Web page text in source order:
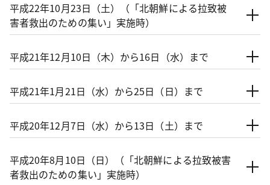
平成22年10月23日（土）（「北朝鮮による拉致被
害者救出のための集い」実施時）
平成21年12月10日（木）から16日（水）まで
平成21年1月21日（水）から25日（日）まで
平成20年12月7日（水）から13日（土）まで
平成20年8月10日（日）（「北朝鮮による拉致被害
者救出のための集い」実施時）